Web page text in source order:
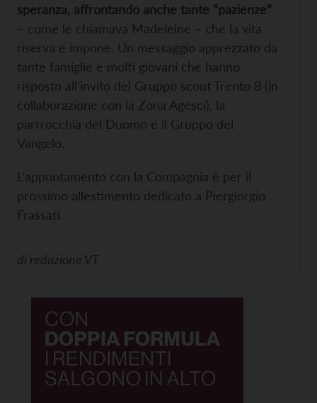
speranza, affrontando anche tante “pazienze”
– come le chiamava Madeleine – che la vita
riserva e impone. Un messaggio apprezzato da
tante famiglie e molti giovani che hanno
risposto all’invito del Gruppo scout Trento 8 (in
collaborazione con la Zona Agesci), la
parrrocchia del Duomo e il Gruppo del
Vangelo.
L’appuntamento con la Compagnia è per il
prossimo allestimento dedicato a Piergiorgio
Frassati.
di redazione VT